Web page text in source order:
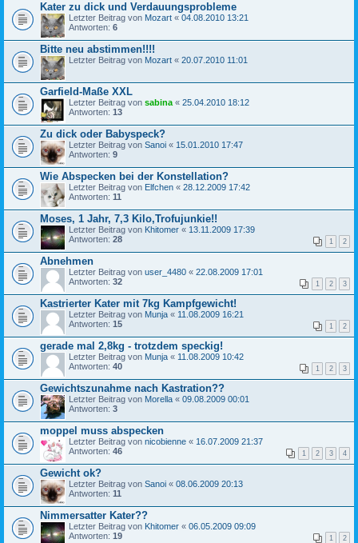
Kater zu dick und Verdauungsprobleme
Letzter Beitrag von Mozart « 04.08.2010 13:21
Antworten: 6
Bitte neu abstimmen!!!!
Letzter Beitrag von Mozart « 20.07.2010 11:01
Garfield-Maße XXL
Letzter Beitrag von sabina « 25.04.2010 18:12
Antworten: 13
Zu dick oder Babyspeck?
Letzter Beitrag von Sanoi « 15.01.2010 17:47
Antworten: 9
Wie Abspecken bei der Konstellation?
Letzter Beitrag von Elfchen « 28.12.2009 17:42
Antworten: 11
Moses, 1 Jahr, 7,3 Kilo,Trofujunkie!!
Letzter Beitrag von Khitomer « 13.11.2009 17:39
Antworten: 28 1 2
Abnehmen
Letzter Beitrag von user_4480 « 22.08.2009 17:01
Antworten: 32 1 2 3
Kastrierter Kater mit 7kg Kampfgewicht!
Letzter Beitrag von Munja « 11.08.2009 16:21
Antworten: 15 1 2
gerade mal 2,8kg - trotzdem speckig!
Letzter Beitrag von Munja « 11.08.2009 10:42
Antworten: 40 1 2 3
Gewichtszunahme nach Kastration??
Letzter Beitrag von Morella « 09.08.2009 00:01
Antworten: 3
moppel muss abspecken
Letzter Beitrag von nicobienne « 16.07.2009 21:37
Antworten: 46 1 2 3 4
Gewicht ok?
Letzter Beitrag von Sanoi « 08.06.2009 20:13
Antworten: 11
Nimmersatter Kater??
Letzter Beitrag von Khitomer « 06.05.2009 09:09
Antworten: 19 1 2